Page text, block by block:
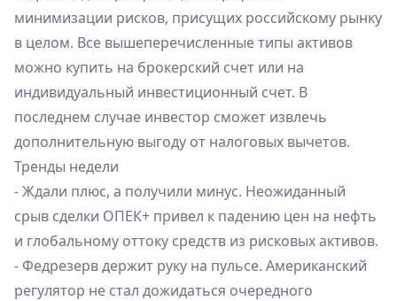
минимизации рисков, присущих российскому рынку
в целом. Все вышеперечисленные типы активов
можно купить на брокерский счет или на
индивидуальный инвестиционный счет. В
последнем случае инвестор сможет извлечь
дополнительную выгоду от налоговых вычетов.
Тренды недели
- Ждали плюс, а получили минус. Неожиданный
срыв сделки ОПЕК+ привел к падению цен на нефть
и глобальному оттоку средств из рисковых активов.
- Федрезерв держит руку на пульсе. Американский
регулятор не стал дожидаться очередного